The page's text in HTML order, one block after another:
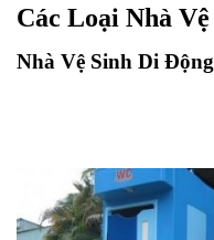
Các Loại Nhà
Nhà Vệ Sinh Di